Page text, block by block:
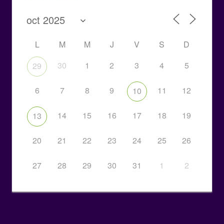
L M M J V S
D
29
30 1 2 3 4 5
6 7 8 9 10 11 12
13 14 15 16 17 18 19
20 21 22 23 24 25 26
27 28 29 30 31 1 2